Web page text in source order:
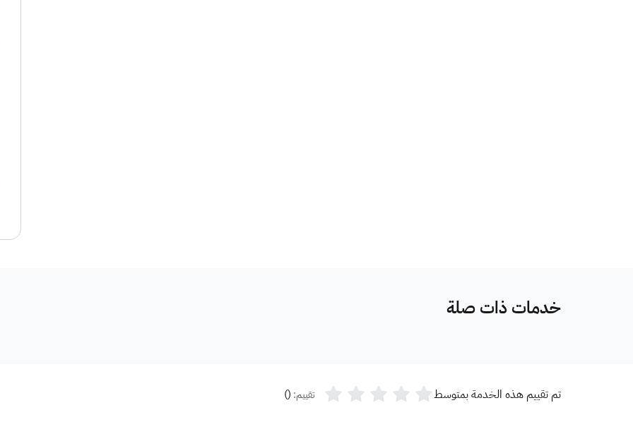
خدمات ذات صلة
تم تقييم هذه الخدمة بمتوسط تقييم: (
)